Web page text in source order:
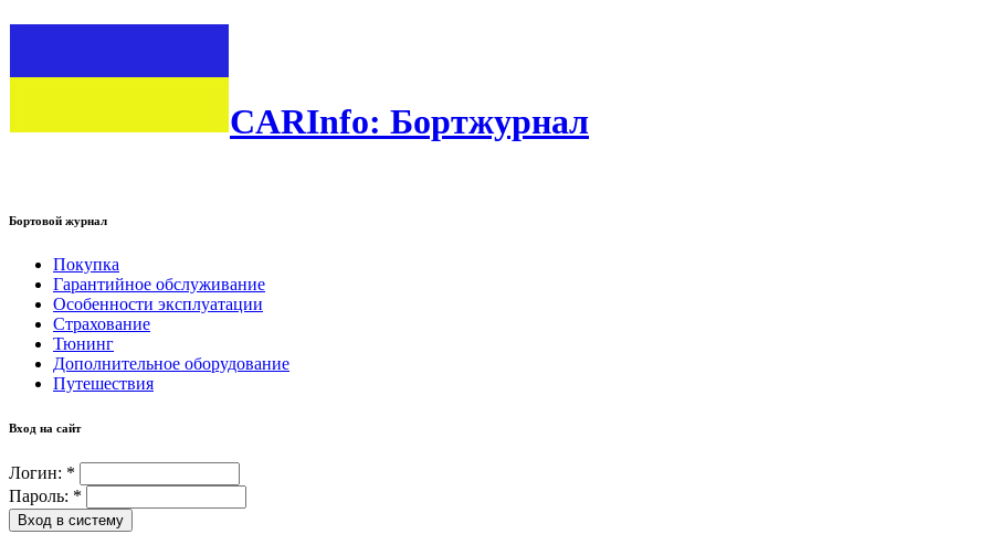
CARInfo: Бортжурнал
Бортовой журнал
Покупка
Гарантийное обслуживание
Особенности эксплуатации
Страхование
Тюнинг
Дополнительное оборудование
Путешествия
Вход на сайт
Логин: *
Пароль: *